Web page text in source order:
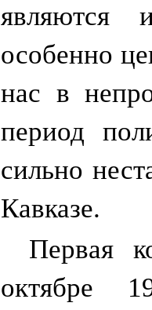
являются
особенно
нас в
период
сильно
Кавказе.
Первая
октябре